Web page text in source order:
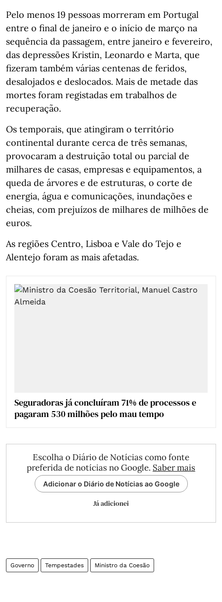
Pelo menos 19 pessoas morreram em Portugal
entre o final de janeiro e o início de março na
sequência da passagem, entre janeiro e fevereiro,
das depressões Kristin, Leonardo e Marta, que
fizeram também várias centenas de feridos,
desalojados e deslocados. Mais de metade das
mortes foram registadas em trabalhos de
recuperação.
Os temporais, que atingiram o território
continental durante cerca de três semanas,
provocaram a destruição total ou parcial de
milhares de casas, empresas e equipamentos, a
queda de árvores e de estruturas, o corte de
energia, água e comunicações, inundações e
cheias, com prejuízos de milhares de milhões de
euros.
As regiões Centro, Lisboa e Vale do Tejo e
Alentejo foram as mais afetadas.
Seguradoras já concluíram 71% de processos e
pagaram 530 milhões pelo mau tempo
Escolha o Diário de Notícias como fonte
preferida de notícias no Google. Saber mais
Adicionar o Diário de Notícias ao Google
Já adicionei
Governo Tempestades Ministro da Coesão